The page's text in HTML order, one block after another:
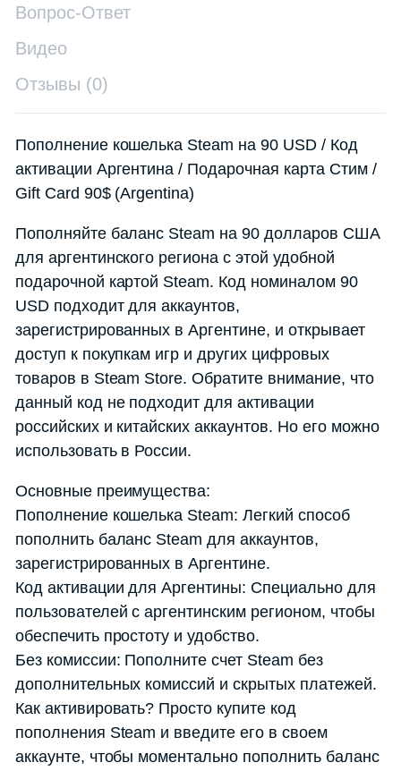
Вопрос-Ответ
Видео
Отзывы (0)
Пополнение кошелька Steam на 90 USD / Код
активации Аргентина / Подарочная карта Стим /
Gift Card 90$ (Argentina)
Пополняйте баланс Steam на 90 долларов США
для аргентинского региона с этой удобной
подарочной картой Steam. Код номиналом 90
USD подходит для аккаунтов,
зарегистрированных в Аргентине, и открывает
доступ к покупкам игр и других цифровых
товаров в Steam Store. Обратите внимание, что
данный код не подходит для активации
российских и китайских аккаунтов. Но его можно
использовать в России.
Основные преимущества:
Пополнение кошелька Steam: Легкий способ
пополнить баланс Steam для аккаунтов,
зарегистрированных в Аргентине.
Код активации для Аргентины: Специально для
пользователей с аргентинским регионом, чтобы
обеспечить простоту и удобство.
Без комиссии: Пополните счет Steam без
дополнительных комиссий и скрытых платежей.
Как активировать? Просто купите код
пополнения Steam и введите его в своем
аккаунте, чтобы моментально пополнить баланс